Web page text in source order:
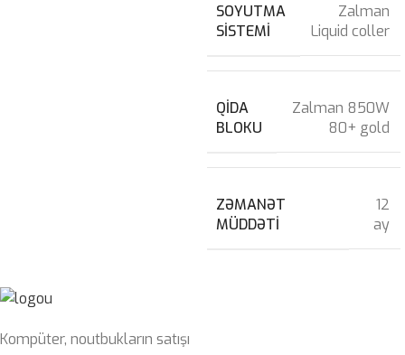
SOYUTMA
SISTEMI
Zalman
Liquid coller
QIDA
BLOKU
Zalman 850W
80+ gold
ZƏMANƏT
MÜDDƏTI
12
ay
Kompüter, noutbukların satışı